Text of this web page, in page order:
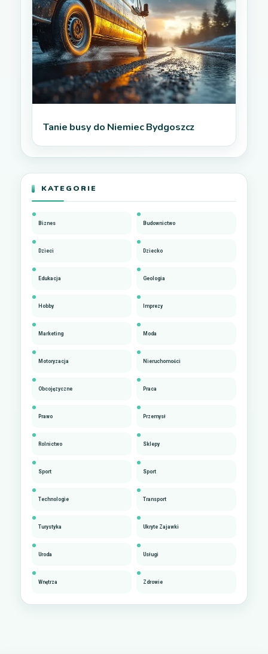
Tanie busy do Niemiec Bydgoszcz
KATEGORIE
Biznes Budownictwo
Dzieci Dziecko
Edukacja Geologia
Hobby Imprezy
Marketing Moda
Motoryzacja Nieruchomości
Obcojęzyczne Praca
Prawo Przemysł
Rolnictwo Sklepy
Sport Sport
Technologie Transport
Turystyka Ukryte Zajawki
Uroda Usługi
Wnętrza Zdrowie